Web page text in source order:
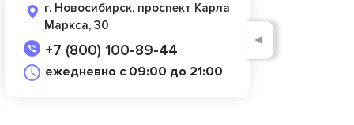
г. Новосибирск, проспект Карла
Маркса, 30
+7 (800) 100-89-44
ежедневно с 09:00 до 21:00
◄